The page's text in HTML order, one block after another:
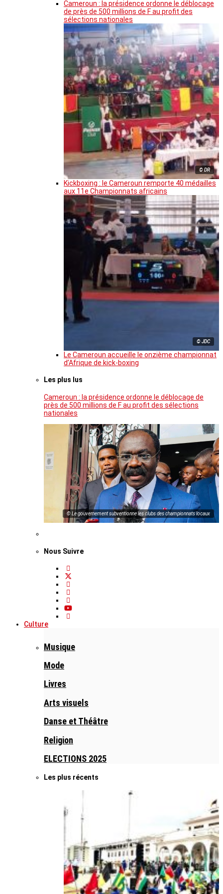
Cameroun : la présidence ordonne le déblocage
de près de 500 millions de F au profit des
sélections nationales
© DR
Kickboxing : le Cameroun remporte 40 médailles
aux 11e Championnats africains
© JDC
Le Cameroun accueille le onzième championnat
d’Afrique de kick-boxing
Les plus lus
Cameroun : la présidence ordonne le déblocage de
près de 500 millions de F au profit des sélections
nationales
© Le gouvernement subventionne les clubs des championnats locaux
Nous Suivre
Culture
Musique
Mode
Livres
Arts visuels
Danse et Théâtre
Religion
ELECTIONS 2025
Les plus récents